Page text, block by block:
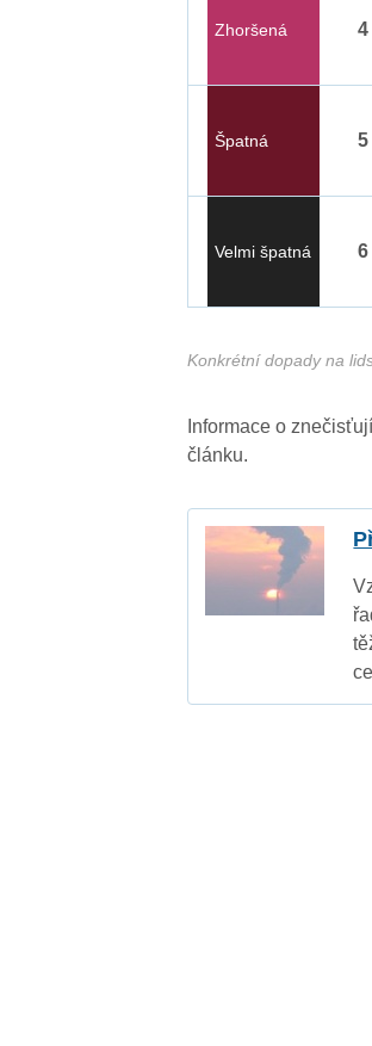
Zhoršená 4
Špatná 5
Velmi špatná 6
Konkrétní dopady na
Informace o
článku.